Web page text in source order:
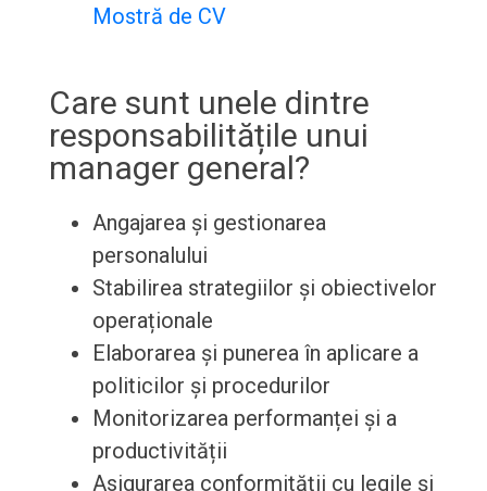
Mostră de CV
Care sunt unele dintre
responsabilitățile unui
manager general?
Angajarea și gestionarea
personalului
Stabilirea strategiilor și obiectivelor
operaționale
Elaborarea și punerea în aplicare a
politicilor și procedurilor
Monitorizarea performanței și a
productivității
Asigurarea conformității cu legile și